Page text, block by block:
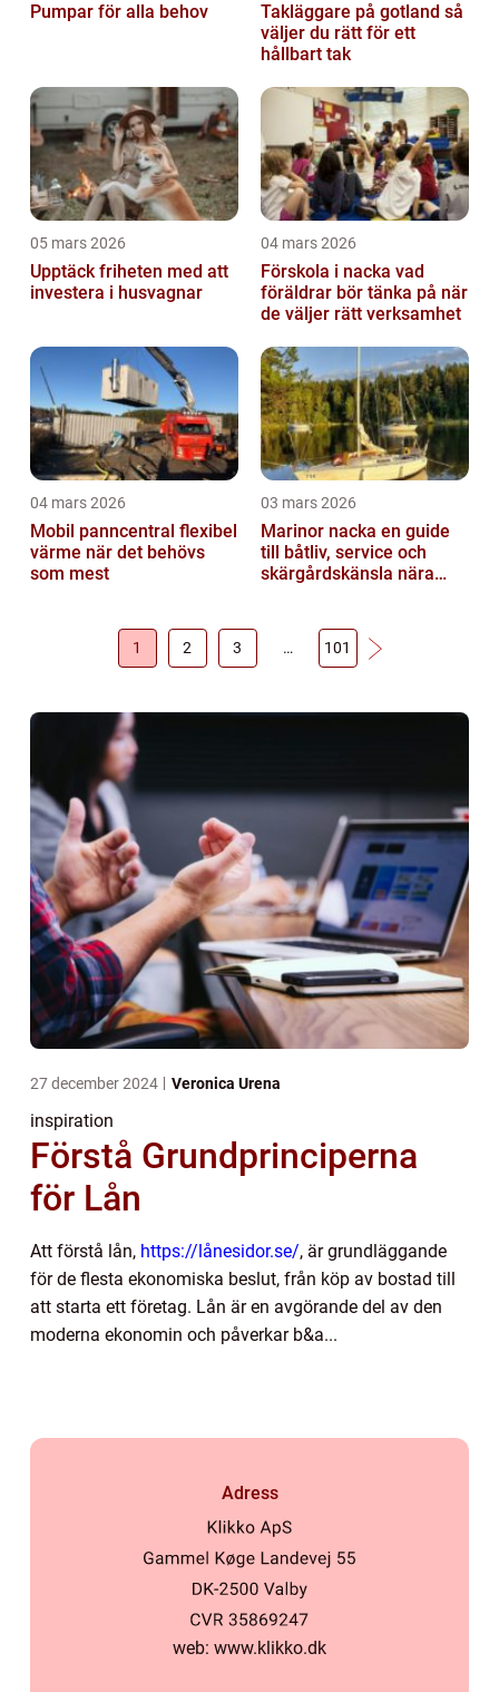
Pumpar för alla behov
Takläggare på gotland så
väljer du rätt för ett
hållbart tak
05 mars 2026
Upptäck friheten med att
investera i husvagnar
04 mars 2026
Förskola i nacka vad
föräldrar bör tänka på när
de väljer rätt verksamhet
04 mars 2026
Mobil panncentral flexibel
värme när det behövs
som mest
03 mars 2026
Marinor nacka en guide
till båtliv, service och
skärgårdskänsla nära
1 2 3 … 101
27 december 2024 Veronica Urena
inspiration
Förstå Grundprinciperna
för Lån
Att förstå lån, https://lånesidor.se/, är grundläggande
för de flesta ekonomiska beslut, från köp av bostad till
att starta ett företag. Lån är en avgörande del av den
moderna ekonomin och påverkar b&a...
Adress
web: www.klikko.dk